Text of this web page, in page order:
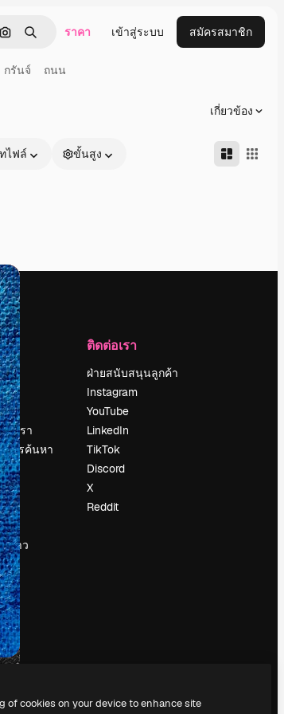
น
ค้นหาตามรูปภาพ
ค้นหา ราคา เข้าสู่ระบบ สมัครสมาชิก
กรันจ์ ถนน
เกี่ยวข้อง
ไฟล์ ขั้นสูง
รา
บเรา
การค้นหา
า
ข่าว
หา
ติดต่อเรา
ฝ่ายสนับสนุนลูกค้า
Instagram
YouTube
LinkedIn
TikTok
Discord
X
Reddit
of cookies on your device to enhance site